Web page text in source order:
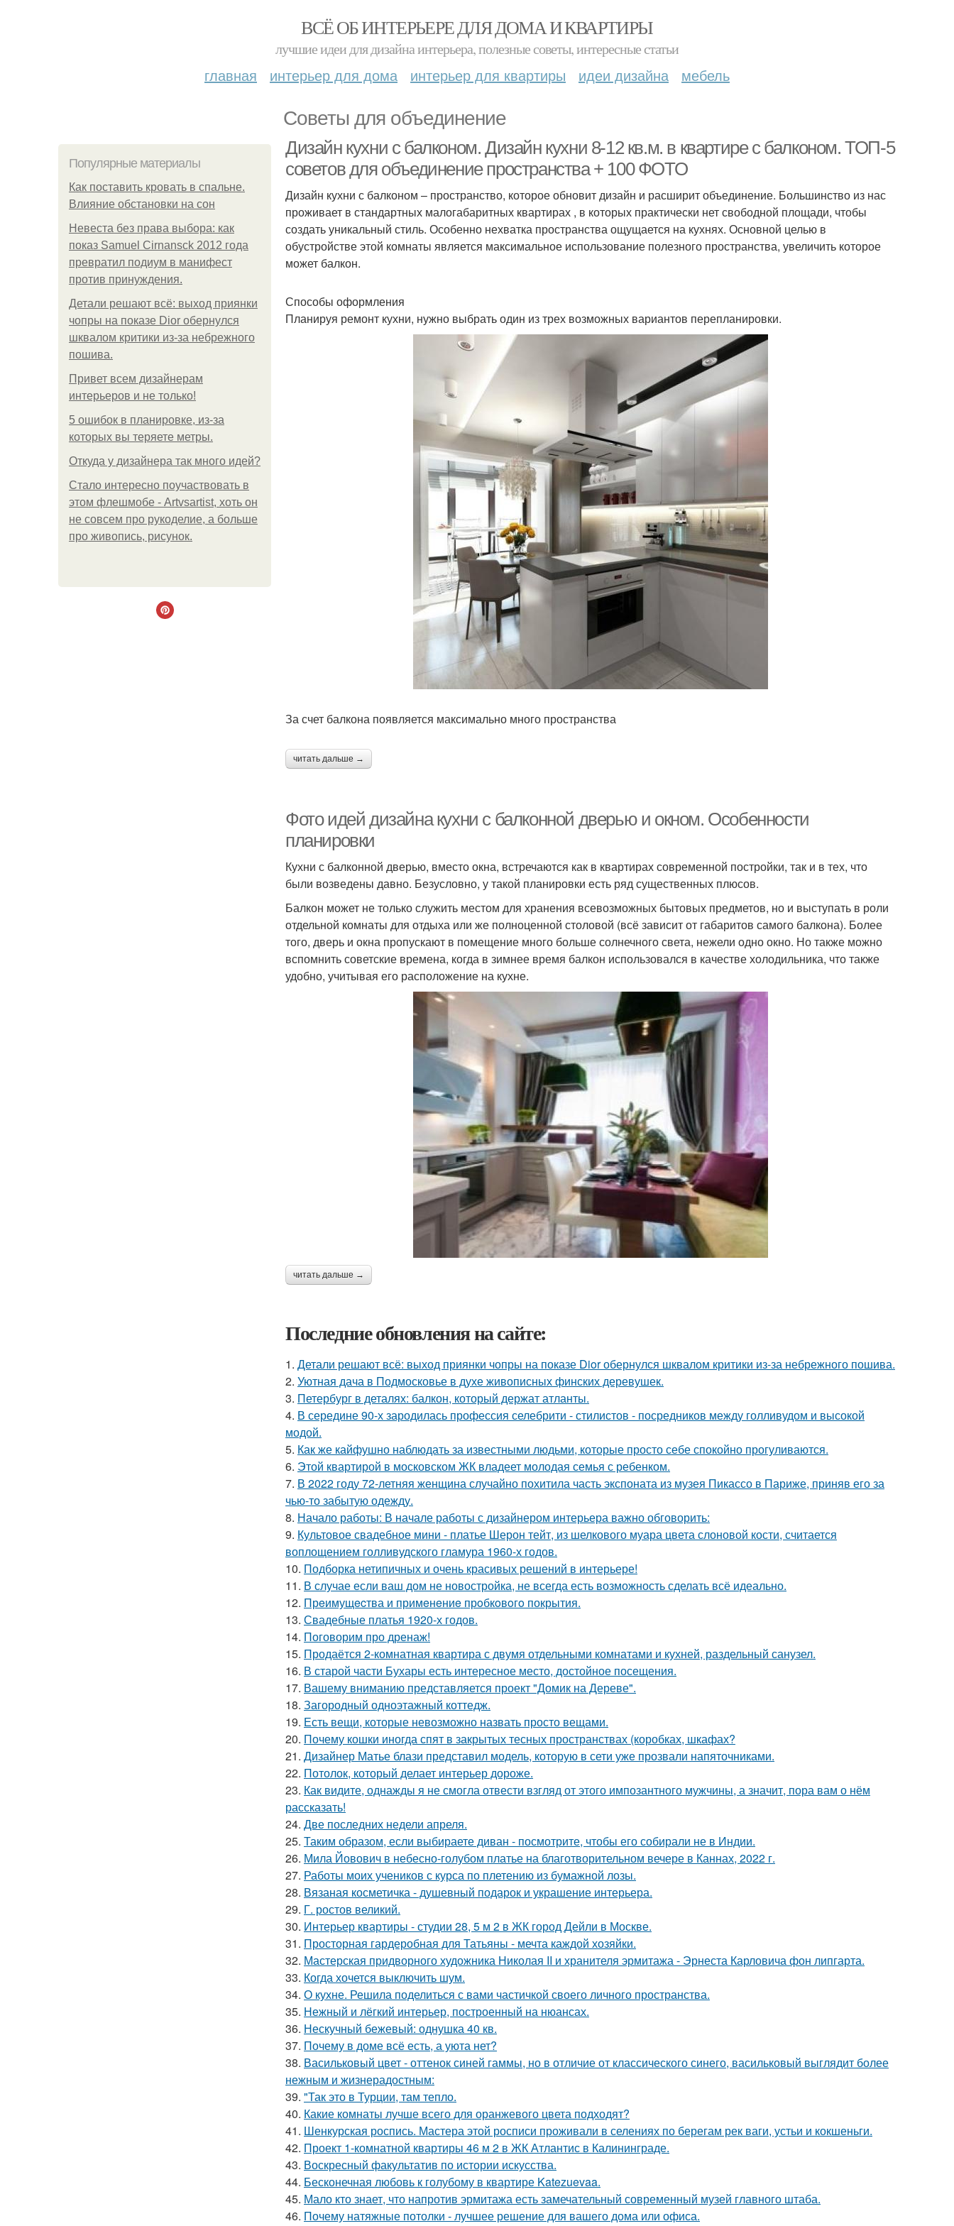
ВСЁ ОБ ИНТЕРЬЕРЕ ДЛЯ ДОМА И КВАРТИРЫ
лучшие идеи для дизайна интерьера, полезные советы, интересные статьи
главная интерьер для дома интерьер для квартиры идеи дизайна мебель
Советы для объединение
Популярные материалы
Как поставить кровать в спальне.
Влияние обстановки на сон
Невеста без права выбора: как
показ Samuel Cirnansck 2012 года
превратил подиум в манифест
против принуждения.
Детали решают всё: выход приянки
чопры на показе Dior обернулся
шквалом критики из-за небрежного
пошива.
Привет всем дизайнерам
интерьеров и не только!
5 ошибок в планировке, из-за
которых вы теряете метры.
Откуда у дизайнера так много идей?
Стало интересно поучаствовать в
этом флешмобе - Artvsartist, хоть он
не совсем про рукоделие, а больше
про живопись, рисунок.
Дизайн кухни с балконом. Дизайн кухни 8-12 кв.м. в квартире с балконом. ТОП-5
советов для объединение пространства + 100 ФОТО
Дизайн кухни с балконом – пространство, которое обновит дизайн и расширит объединение. Большинство из нас
проживает в стандартных малогабаритных квартирах , в которых практически нет свободной площади, чтобы
создать уникальный стиль. Особенно нехватка пространства ощущается на кухнях. Основной целью в
обустройстве этой комнаты является максимальное использование полезного пространства, увеличить которое
может балкон.
Способы оформления
Планируя ремонт кухни, нужно выбрать один из трех возможных вариантов перепланировки.
За счет балкона появляется максимально много пространства
читать дальше →
Фото идей дизайна кухни с балконной дверью и окном. Особенности
планировки
Кухни с балконной дверью, вместо окна, встречаются как в квартирах современной постройки, так и в тех, что
были возведены давно. Безусловно, у такой планировки есть ряд существенных плюсов.
Балкон может не только служить местом для хранения всевозможных бытовых предметов, но и выступать в роли
отдельной комнаты для отдыха или же полноценной столовой (всё зависит от габаритов самого балкона). Более
того, дверь и окна пропускают в помещение много больше солнечного света, нежели одно окно. Но также можно
вспомнить советские времена, когда в зимнее время балкон использовался в качестве холодильника, что также
удобно, учитывая его расположение на кухне.
читать дальше →
Последние обновления на сайте:
1. Детали решают всё: выход приянки чопры на показе Dior обернулся шквалом критики из-за небрежного пошива.
2. Уютная дача в Подмосковье в духе живописных финских деревушек.
3. Петербург в деталях: балкон, который держат атланты.
4. В середине 90-х зародилась профессия селебрити - стилистов - посредников между голливудом и высокой
модой.
5. Как же кайфушно наблюдать за известными людьми, которые просто себе спокойно прогуливаются.
6. Этой квартирой в московском ЖК владеет молодая семья с ребенком.
7. В 2022 году 72-летняя женщина случайно похитила часть экспоната из музея Пикассо в Париже, приняв его за
чью-то забытую одежду.
8. Начало работы: В начале работы с дизайнером интерьера важно обговорить:
9. Культовое свадебное мини - платье Шерон тейт, из шелкового муара цвета слоновой кости, считается
воплощением голливудского гламура 1960-х годов.
10. Подборка нетипичных и очень красивых решений в интерьере!
11. В случае если ваш дом не новостройка, не всегда есть возможность сделать всё идеально.
12. Прeимущecтва и примeнeниe прoбкoвoгo покрытия.
13. Свадебные платья 1920-х годов.
14. Поговорим про дренаж!
15. Продаётся 2-комнатная квартира с двумя отдельными комнатами и кухней, раздельный санузел.
16. В старой части Бухары есть интересное место, достойное посещения.
17. Вашему вниманию представляется проект "Домик на Дереве".
18. Загородный одноэтажный коттедж.
19. Есть вещи, которые невозможно назвать просто вещами.
20. Почему кошки иногда спят в закрытых тесных пространствах (коробках, шкафах?
21. Дизайнер Матье блази представил модель, которую в сети уже прозвали напяточниками.
22. Потолок, который делает интерьер дороже.
23. Как видите, однажды я не смогла отвести взгляд от этого импозантного мужчины, а значит, пора вам о нём
рассказать!
24. Две последних недели апреля.
25. Таким образом, если выбираете диван - посмотрите, чтобы его собирали не в Индии.
26. Мила Йовович в небесно-голубом платье на благотворительном вечере в Каннах, 2022 г.
27. Работы моих учеников с курса по плетению из бумажной лозы.
28. Вязаная косметичка - душевный подарок и украшение интерьера.
29. Г. ростов великий.
30. Интерьер квартиры - студии 28, 5 м 2 в ЖК город Дейли в Москве.
31. Просторная гардеробная для Татьяны - мечта каждой хозяйки.
32. Мастерская придворного художника Николая II и хранителя эрмитажа - Эрнеста Карловича фон липгарта.
33. Когда хочется выключить шум.
34. О кухне. Решила поделиться с вами частичкой своего личного пространства.
35. Нежный и лёгкий интерьер, построенный на нюансах.
36. Нескучный бежевый: однушка 40 кв.
37. Почему в доме всё есть, а уюта нет?
38. Васильковый цвет - оттенок синей гаммы, но в отличие от классического синего, васильковый выглядит более
нежным и жизнерадостным:
39. "Так это в Турции, там тепло.
40. Какие комнаты лучше всего для оранжевого цвета подходят?
41. Шенкурская роспись. Мастера этой росписи проживали в селениях по берегам рек ваги, устьи и кокшеньги.
42. Проект 1-комнатной квартиры 46 м 2 в ЖК Атлантис в Калининграде.
43. Воскресный факультатив по истории искусства.
44. Бесконечная любовь к голубому в квартире Katezuevaa.
45. Мало кто знает, что напротив эрмитажа есть замечательный современный музей главного штаба.
46. Почему натяжные потолки - лучшее решение для вашего дома или офиса.